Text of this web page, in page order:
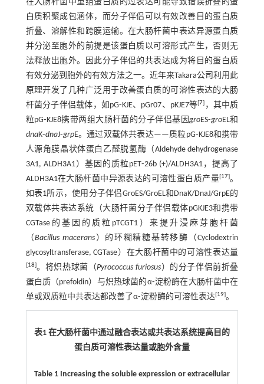
在大肠杆菌中重组蛋白质的过表达可能导致错误折叠的蛋
白质积聚成包涵体，而分子伴侣可以有效改善目的蛋白质
折叠、溶解性和跨膜运输。在大肠杆菌中表达异源蛋白质
并分泌至胞外的前提是该蛋白质以可溶形式产生，否则无
法释放出胞外。因此分子伴侣的共表达成为将目的蛋白质
有效分泌到胞外的有效方法之一。近年来Takara公司利用此
原理开发了几种广泛用于改善蛋白质的可溶性表达的大肠
杆菌分子伴侣载体，如pG⁃KJE、pGr07、pKJE7等[7] ，其中质
粒pG⁃KJE8携带两组大肠杆菌的分子伴侣基因groES⁃groEL和
dnaK⁃dnaJ⁃grpE。通过双载体共表达——质粒pG⁃KJE8和携带
人源角膜晶状体蛋白乙醛脱氢酶（Aldehyde dehydrogenase
3A1, ALDH3A1）基因的质粒pET⁃26b (+)/ALDH3A1，提高了
ALDH3A1在大肠杆菌中异源表达的可溶性蛋白质产量[17]。
如表1所示，使用分子伴侣GroES/GroEL和DnaK/DnaJ/GrpE的
双载体共表达系统（大肠杆菌分子伴侣载体pGKJE3和携带
CGTase的基因的质粒pTCGT1）来提升浸麻芽胞杆菌
（Bacillus macerans ）的环糊精糖基转移酶（Cyclodextrin
glycosyltransferase, CGTase）在大肠杆菌中的可溶性表达量
[18]。将炽热球菌（Pyrococcus furiosus）的分子伴侣前折叠
蛋白质（prefoldin）与炽热球菌的α⁃淀粉酶在大肠杆菌中在
单或双质粒中共表达都改善了α⁃淀粉酶的可溶性表达[19]。
表1 在大肠杆菌中通过融合表达或共表达系统提高目的
蛋白质可溶性表达量或胞外含量
Table 1 Increasing the soluble expression or extracellular